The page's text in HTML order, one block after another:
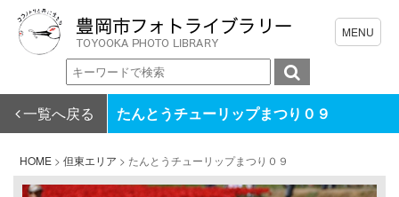
一覧へ戻る たんとうチューリップまつり０９
HOME > 但東エリア > たんとうチューリップまつり０９